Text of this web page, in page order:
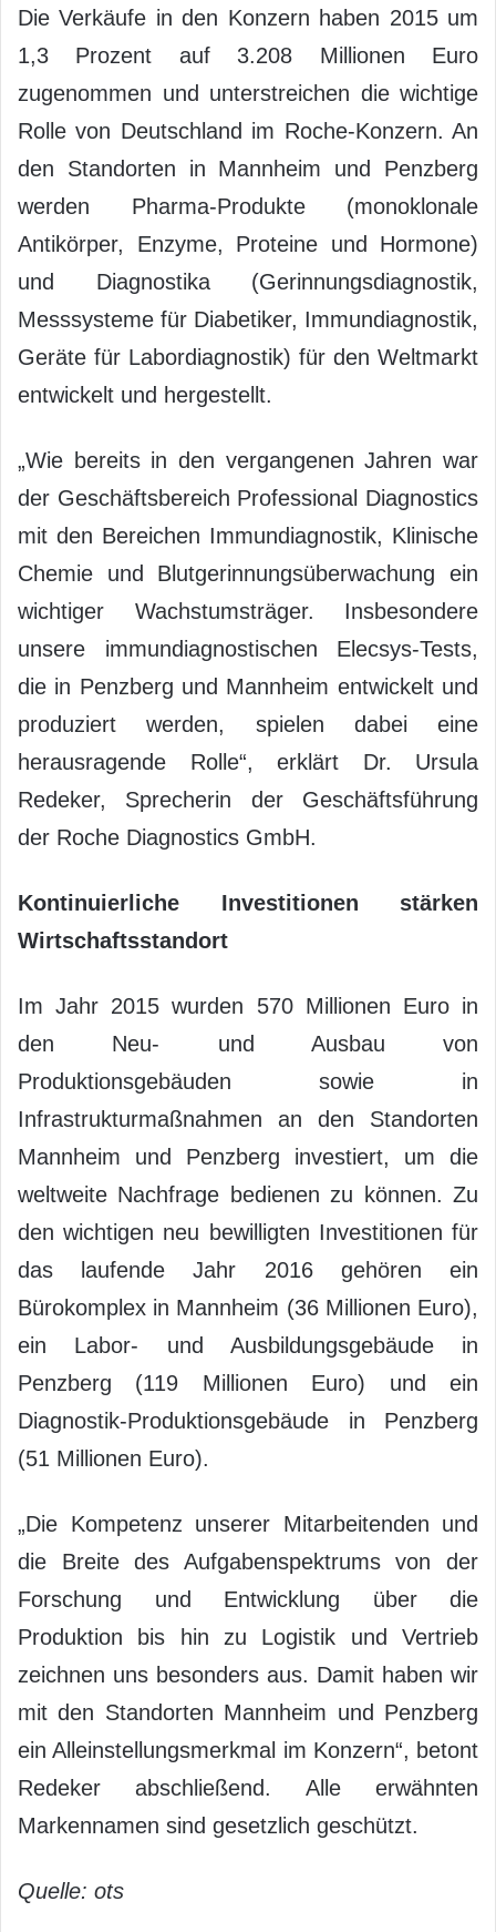
Die Verkäufe in den Konzern haben 2015 um
1,3 Prozent auf 3.208 Millionen Euro
zugenommen und unterstreichen die wichtige
Rolle von Deutschland im Roche-Konzern. An
den Standorten in Mannheim und Penzberg
werden Pharma-Produkte (monoklonale
Antikörper, Enzyme, Proteine und Hormone)
und Diagnostika (Gerinnungsdiagnostik,
Messsysteme für Diabetiker, Immundiagnostik,
Geräte für Labordiagnostik) für den Weltmarkt
entwickelt und hergestellt.
„Wie bereits in den vergangenen Jahren war
der Geschäftsbereich Professional Diagnostics
mit den Bereichen Immundiagnostik, Klinische
Chemie und Blutgerinnungsüberwachung ein
wichtiger Wachstumsträger. Insbesondere
unsere immundiagnostischen Elecsys-Tests,
die in Penzberg und Mannheim entwickelt und
produziert werden, spielen dabei eine
herausragende Rolle“, erklärt Dr. Ursula
Redeker, Sprecherin der Geschäftsführung
der Roche Diagnostics GmbH.
Kontinuierliche Investitionen stärken
Wirtschaftsstandort
Im Jahr 2015 wurden 570 Millionen Euro in
den Neu- und Ausbau von
Produktionsgebäuden sowie in
Infrastrukturmaßnahmen an den Standorten
Mannheim und Penzberg investiert, um die
weltweite Nachfrage bedienen zu können. Zu
den wichtigen neu bewilligten Investitionen für
das laufende Jahr 2016 gehören ein
Bürokomplex in Mannheim (36 Millionen Euro),
ein Labor- und Ausbildungsgebäude in
Penzberg (119 Millionen Euro) und ein
Diagnostik-Produktionsgebäude in Penzberg
(51 Millionen Euro).
„Die Kompetenz unserer Mitarbeitenden und
die Breite des Aufgabenspektrums von der
Forschung und Entwicklung über die
Produktion bis hin zu Logistik und Vertrieb
zeichnen uns besonders aus. Damit haben wir
mit den Standorten Mannheim und Penzberg
ein Alleinstellungsmerkmal im Konzern“, betont
Redeker abschließend. Alle erwähnten
Markennamen sind gesetzlich geschützt.
Quelle: ots